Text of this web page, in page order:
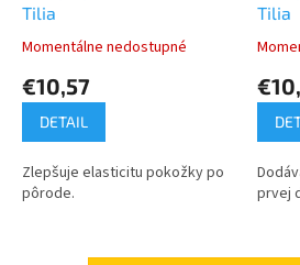
Tilia
Momentálne nedostupné
€10,57
DETAIL
Zlepšuje elasticitu pokožky po
pôrode.
Tilia
prvej